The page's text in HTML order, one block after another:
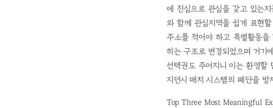
에 진심으로 관심을 갖고 있는
와 함께 관심지역을 쉽게 표현
주소를 적어야 하고 특별활동을
히는 구조로 변경되었으며 거기
선택권도 주어지니 이는 환영할
지던시 매치 시스템의 폐단을 방
Top Three Most Meaningful